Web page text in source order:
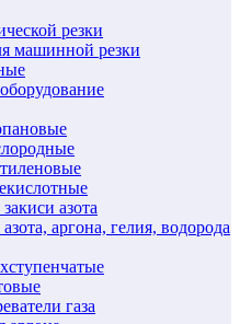
резки
машинной резки
азота
аргона, гелия, водорода
газа